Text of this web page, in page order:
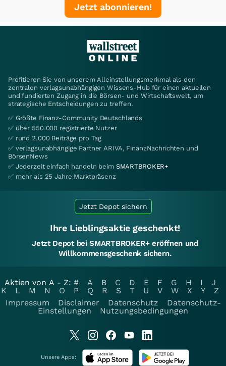
Jetzt abonnieren!
Profitieren Sie von unserem Alleinstellungsmerkmal als den
zentralen verlagsunabhängigen Wissens-Hub für einen aktuellen
und fundierten Zugang in die Börsen- und Wirtschaftswelt, um
strategische Entscheidungen zu treffen.
✅ Größte Finanz-Community Deutschlands
✅ über 550.000 registrierte Nutzer
✅ rund 2.000 Beiträge pro Tag
✅ verlagsunabhängige Partner ARIVA, FinanzNachrichten und
BörsenNews
✅ Jederzeit einfach handeln beim SMARTBROKER+
✅ mehr als 25 Jahre Marktpräsenz
Jetzt Depot sichern
Ihre Lieblingsaktie geschenkt!
Jetzt Depot bei SMARTBROKER+ eröffnen und
Willkommensgeschenk sichern.
Aktien von A - Z: # A B C D E F G H I
J
K
L M N O P Q R S T U V W X Y
Z
Impressum
Disclaimer Datenschutz
Datenschutz-
Einstellungen
Nutzungsbedingungen
Unsere Apps: